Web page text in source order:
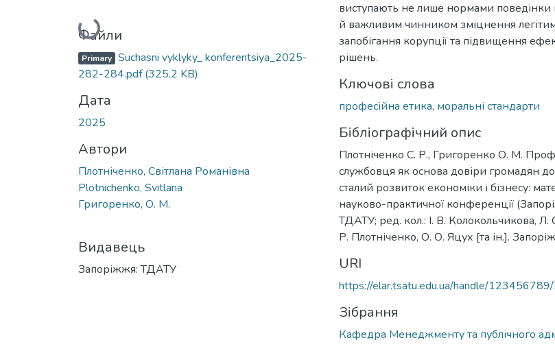
Вантажиться...
Файли
Primary Suchasni vyklyky_ konferentsiya_2025-
282-284.pdf(325.2 KB)
Дата
2025
Автори
Плотніченко, Світлана Романівна
Plotnichenko, Svitlana
Григоренко, О. М.
Видавець
Запоріжжя: ТДАТУ
виступають не лише нормами поведінки
й важливим чинником зміцнення
запобігання корупції та підвищення
рішень.
Ключові слова
професійна етика, моральні стандарти
Бібліографічний опис
Плотніченко С. Р., Григоренко О. М.
службовця як основа довіри громадян
сталий розвиток економіки і бізнесу:
науково-практичної конференції
ТДАТУ; ред. кол.: І. В. Колокольчикова, Л.
Р. Плотніченко, О. О. Яцух [та ін.].
URI
https://elar.tsatu.edu.ua/handle/
Зібрання
Кафедра Менеджменту та публічного